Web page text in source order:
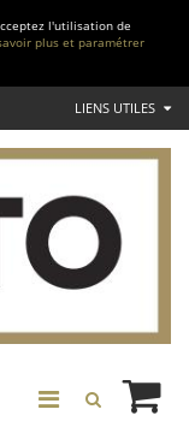
l'utilisation de
plus et paramétrer
LIENS UTILES